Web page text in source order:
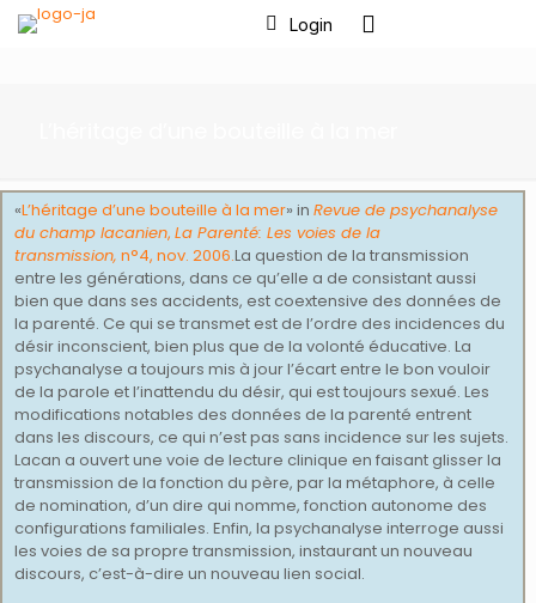
Login
«L’héritage d’une bouteille à la mer» in Revue de psychanalyse
du champ lacanien, La Parenté: Les voies de la
transmission, n°4, nov. 2006.La question de la transmission
entre les générations, dans ce qu’elle a de consistant aussi
bien que dans ses accidents, est coextensive des données de
la parenté. Ce qui se transmet est de l’ordre des incidences du
désir inconscient, bien plus que de la volonté éducative. La
psychanalyse a toujours mis à jour l’écart entre le bon vouloir
de la parole et l’inattendu du désir, qui est toujours sexué. Les
modifications notables des données de la parenté entrent
dans les discours, ce qui n’est pas sans incidence sur les sujets.
Lacan a ouvert une voie de lecture clinique en faisant glisser la
transmission de la fonction du père, par la métaphore, à celle
de nomination, d’un dire qui nomme, fonction autonome des
configurations familiales. Enfin, la psychanalyse interroge aussi
les voies de sa propre transmission, instaurant un nouveau
discours, c’est-à-dire un nouveau lien social.